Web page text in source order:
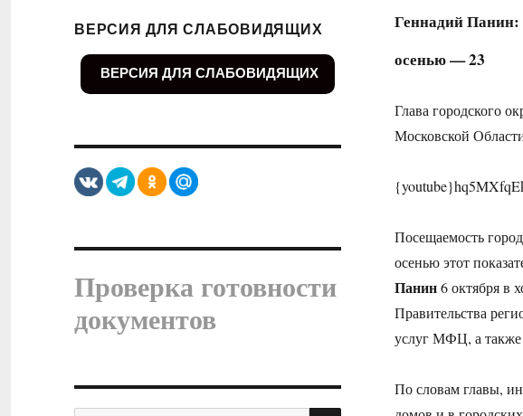
Геннадий Панин:
осенью — 23
Глава городского
Московской
Посещаемость
осенью этот
Панин6 октября в
Правительства
услуг МФЦ, а также
По словам главы,
ВЕРСИЯ ДЛЯ СЛАБОВИДЯЩИХ
ВЕРСИЯ ДЛЯ СЛАБОВИДЯЩИХ
Проверка готовности
документов